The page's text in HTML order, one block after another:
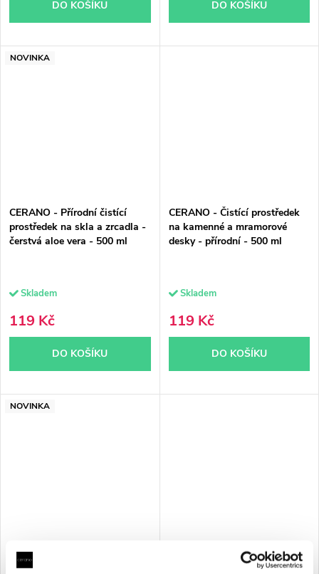
DO KOŠÍKU DO KOŠÍKU
NOVINKA
CERANO - Přírodní čistící
prostředek na skla a zrcadla -
čerstvá aloe vera - 500 ml
Skladem
119 Kč
DO KOŠÍKU
CERANO - Čistící prostředek
na kamenné a mramorové
desky - přírodní - 500 ml
Skladem
119 Kč
DO KOŠÍKU
NOVINKA
CERANO - Přírodní čistící
CERANO - Přírodní čistící